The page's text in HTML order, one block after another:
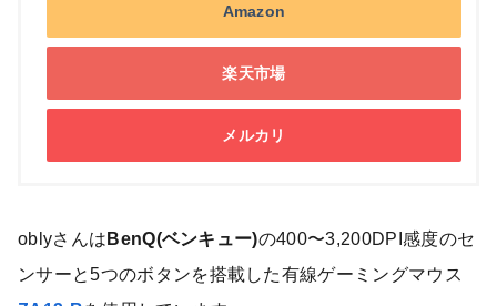
Amazon
楽天市場
メルカリ
oblyさんは BenQ(ベンキュー)の400〜3,200DPI感度のセ
ンサーと5つのボタンを搭載した有線ゲーミングマウス